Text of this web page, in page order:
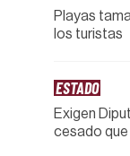
Playas
los turistas
ESTADO
Exigen
cesado